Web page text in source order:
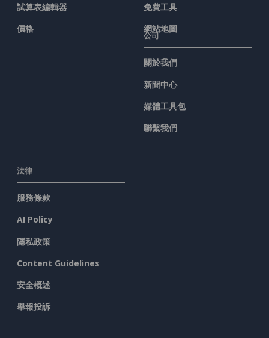
試算表編輯器
價格
免費工具
網站地圖
公司
關於我們
新聞中心
媒體工具包
聯繫我們
法律
服務條款
AI Policy
隱私政策
Content Guidelines
安全概述
舉報投訴